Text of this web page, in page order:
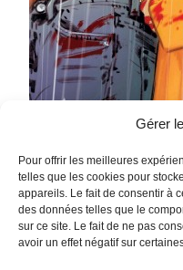
Gérer
Pour offrir les meilleures
telles que les cookies pour
appareils. Le fait de consentir à
des données telles que le
sur ce site. Le fait de ne pas
avoir un effet négatif sur
Basketful of Heads